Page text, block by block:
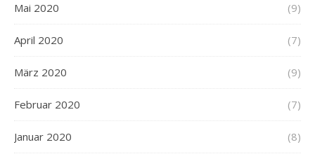
Mai 2020 (9)
April 2020 (7)
März 2020 (9)
Februar 2020 (7)
Januar 2020 (8)